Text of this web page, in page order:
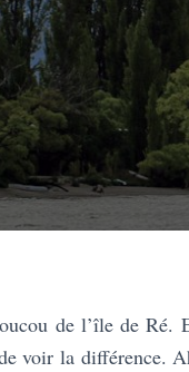
de l’île de
voir la différence.